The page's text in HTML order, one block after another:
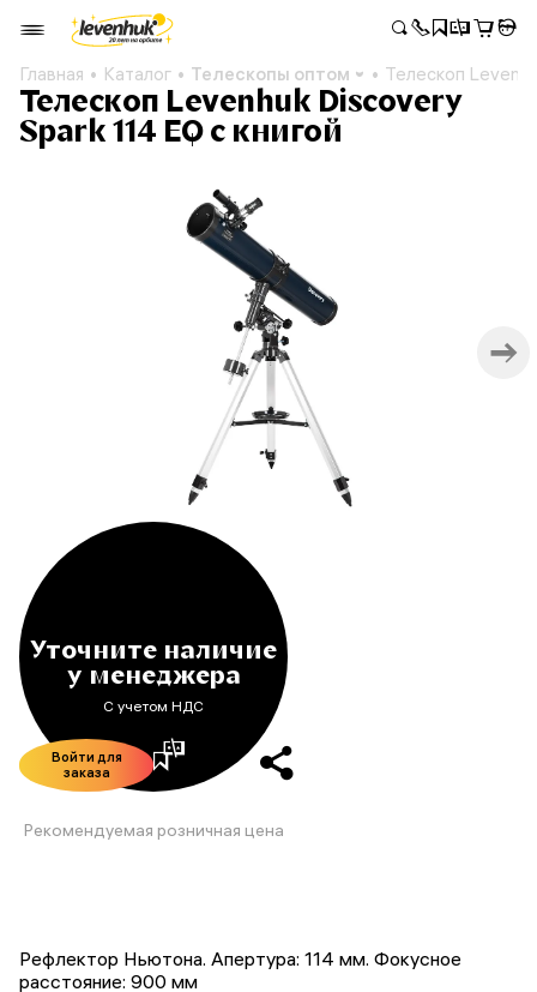
Главная Каталог Телескопы оптом Телескоп
Телескоп Levenhuk Discovery
Spark 114 EQ с книгой
Уточните наличие
у менеджера
С учетом НДС
Войти для
заказа
Рекомендуемая розничная цена
Рефлектор Ньютона. Апертура: 114 мм. Фокусное
расстояние: 900 мм